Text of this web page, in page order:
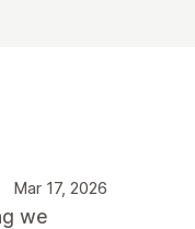
Mar 17, 2026
we